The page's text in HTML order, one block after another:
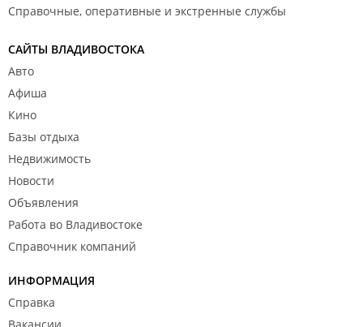
Справочные, оперативные и экстренные службы
САЙТЫ ВЛАДИВОСТОКА
Авто
Афиша
Кино
Базы отдыха
Недвижимость
Новости
Объявления
Работа во Владивостоке
Справочник компаний
ИНФОРМАЦИЯ
Справка